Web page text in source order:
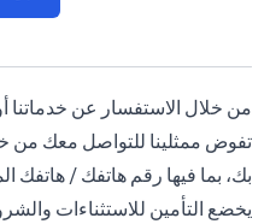
من خلال الاستفسار عن خدماتنا
تفوض ممثلينا للتواصل معك من
بك، بما فيها رقم هاتفك / هاتفك
يخضع التأمين للاستثناءات